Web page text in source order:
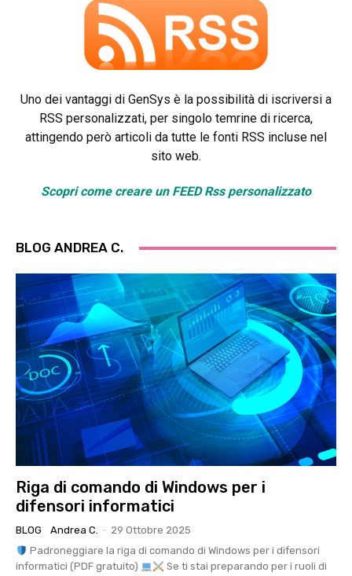
Uno dei vantaggi di GenSys è la possibilità di iscriversi a
RSS personalizzati, per singolo temrine di ricerca,
attingendo però articoli da tutte le fonti RSS incluse nel
sito web.
Scopri come creare un FEED Rss personalizzato
BLOG ANDREA C.
Riga di comando di Windows per i
difensori informatici
BLOG Andrea C. - 29 Ottobre 2025
Padroneggiare la riga di comando di Windows per i difensori
informatici (PDF gratuito)